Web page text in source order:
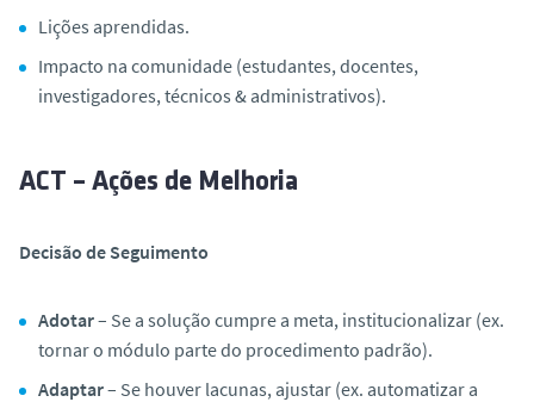
Lições aprendidas.
Impacto na comunidade (estudantes, docentes,
investigadores, técnicos & administrativos).
ACT – Ações de Melhoria
Decisão de Seguimento
Adotar– Se a solução cumpre a meta, institucionalizar (ex.
tornar o módulo parte do procedimento padrão).
Adaptar– Se houver lacunas, ajustar (ex. automatizar a